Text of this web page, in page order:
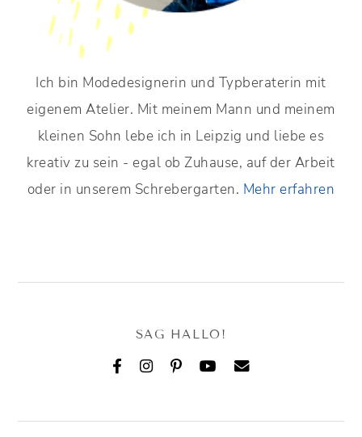
Ich bin Modedesignerin und Typberaterin mit
eigenem Atelier. Mit meinem Mann und meinem
kleinen Sohn lebe ich in Leipzig und liebe es
kreativ zu sein - egal ob Zuhause, auf der Arbeit
oder in unserem Schrebergarten. Mehr erfahren
SAG HALLO!